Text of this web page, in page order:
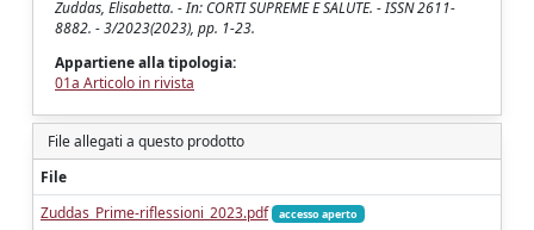
Zuddas, Elisabetta. - In: CORTI SUPREME E SALUTE. - ISSN 2611-
8882. - 3/2023(2023), pp. 1-23.
Appartiene alla tipologia:
01a Articolo in rivista
File allegati a questo prodotto
File
Zuddas_Prime-riflessioni_2023.pdf
accesso aperto